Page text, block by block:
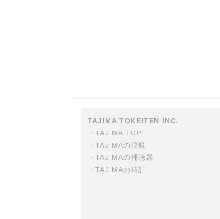
TAJIMA TOKEITEN INC.
・ TAJIMA TOP
・ TAJIMAの眼鏡
・ TAJIMAの補聴器
・ TAJIMAの時計